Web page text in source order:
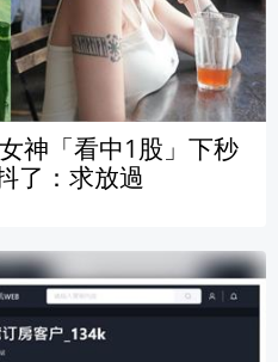
神「看中1股」下秒
了：求放過